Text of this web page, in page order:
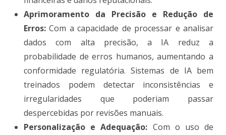
Aprimoramento da Precisão e Redução de
Erros:Com a capacidade de processar e analisar
dados com alta precisão, a IA reduz a
probabilidade de erros humanos, aumentando a
conformidade regulatória. Sistemas de IA bem
treinados podem detectar inconsistências e
irregularidades que poderiam passar
despercebidas por revisões manuais.
Personalização e Adequação: Com o uso de